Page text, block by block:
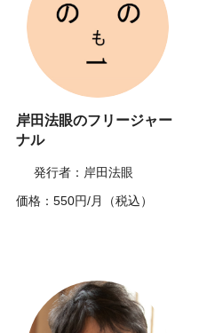
岸田法眼のフリージャー
ナル
発行者：岸田法眼
価格：550円/月（税込）